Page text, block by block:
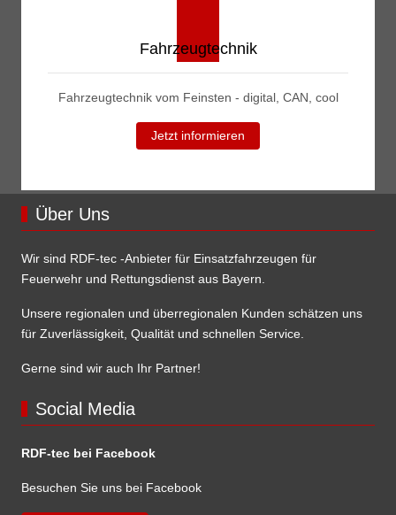
Fahrzeugtechnik
Fahrzeugtechnik vom Feinsten - digital, CAN, cool
Jetzt informieren
Über Uns
Wir sind RDF-tec -Anbieter für Einsatzfahrzeugen für
Feuerwehr und Rettungsdienst aus Bayern.
Unsere regionalen und überregionalen Kunden schätzen uns
für Zuverlässigkeit, Qualität und schnellen Service.
Gerne sind wir auch Ihr Partner!
Social Media
RDF-tec bei Facebook
Besuchen Sie uns bei Facebook